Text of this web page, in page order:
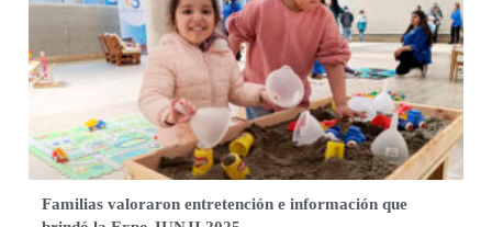
Familias valoraron entretención e información que